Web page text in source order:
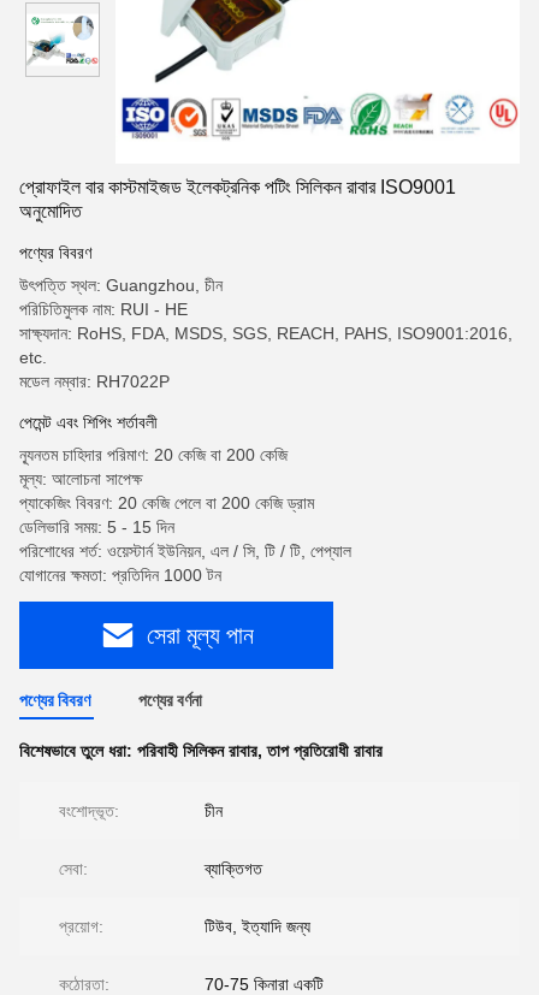
প্রোফাইল বার কাস্টমাইজড ইলেকট্রনিক পটিং সিলিকন রাবার ISO9001
অনুমোদিত
পণ্যের বিবরণ
উৎপত্তি স্থল: Guangzhou, চীন
পরিচিতিমুলক নাম: RUI - HE
সাক্ষ্যদান: RoHS, FDA, MSDS, SGS, REACH, PAHS, ISO9001:2016,
etc.
মডেল নম্বার: RH7022P
পেমেন্ট এবং শিপিং শর্তাবলী
ন্যূনতম চাহিদার পরিমাণ: 20 কেজি বা 200 কেজি
মূল্য: আলোচনা সাপেক্ষ
প্যাকেজিং বিবরণ: 20 কেজি পেলে বা 200 কেজি ড্রাম
ডেলিভারি সময়: 5 - 15 দিন
পরিশোধের শর্ত: ওয়েস্টার্ন ইউনিয়ন, এল / সি, টি / টি, পেপ্যাল
যোগানের ক্ষমতা: প্রতিদিন 1000 টন
সেরা মূল্য পান
পণ্যের বিবরণ পণ্যের বর্ণনা
বিশেষভাবে তুলে ধরা: পরিবাহী সিলিকন রাবার,তাপ প্রতিরোধী রাবার
বংশোদ্ভূত: চীন
সেবা: ব্যাক্তিগত
প্রয়োগ: টিউব, ইত্যাদি জন্য
কঠোরতা: 70-75 কিনারা একটি